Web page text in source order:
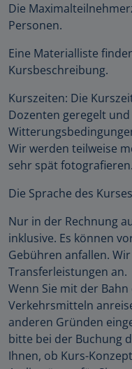
Die
Personen.
Eine Materialliste
Kursbeschreibung.
Kurszeiten: Die
Dozenten geregelt
Wir werden teilweise
sehr spät fotografieren.
Die Sprache des
Nur in der Rechnung
inklusive. Es können
Gebühren anfallen.
Transferleistungen an.
Wenn Sie mit der
Verkehrsmitteln
anderen Gründen
bitte bei der Buchung
Ihnen, ob Kurs-